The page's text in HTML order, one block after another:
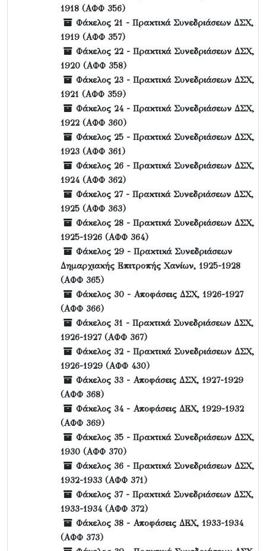
1918 (ΑΦΦ 356)
Φάκελος 21 - Πρακτικά Συνεδριάσεων ΔΣΧ,
1919 (ΑΦΦ 357)
Φάκελος 22 - Πρακτικά Συνεδριάσεων ΔΣΧ,
1920 (ΑΦΦ 358)
Φάκελος 23 - Πρακτικά Συνεδριάσεων ΔΣΧ,
1921 (ΑΦΦ 359)
Φάκελος 24 - Πρακτικά Συνεδριάσεων ΔΣΧ,
1922 (ΑΦΦ 360)
Φάκελος 25 - Πρακτικά Συνεδριάσεων ΔΣΧ,
1923 (ΑΦΦ 361)
Φάκελος 26 - Πρακτικά Συνεδριάσεων ΔΣΧ,
1924 (ΑΦΦ 362)
Φάκελος 27 - Πρακτικά Συνεδριάσεων ΔΣΧ,
1925 (ΑΦΦ 363)
Φάκελος 28 - Πρακτικά Συνεδριάσεων ΔΣΧ,
1925-1926 (ΑΦΦ 364)
Φάκελος 29 - Πρακτικά Συνεδριάσεων
Δημαρχιακής Επιτροπής Χανίων, 1925-1928
(ΑΦΦ 365)
Φάκελος 30 - Αποφάσεις ΔΣΧ, 1926-1927
(ΑΦΦ 366)
Φάκελος 31 - Πρακτικά Συνεδριάσεων ΔΣΧ,
1926-1927 (ΑΦΦ 367)
Φάκελος 32 - Πρακτικά Συνεδριάσεων ΔΣΧ,
1926-1929 (ΑΦΦ 430)
Φάκελος 33 - Αποφάσεις ΔΣΧ, 1927-1929
(ΑΦΦ 368)
Φάκελος 34 - Αποφάσεις ΔΕΧ, 1929-1932
(ΑΦΦ 369)
Φάκελος 35 - Πρακτικά Συνεδριάσεων ΔΣΧ,
1930 (ΑΦΦ 370)
Φάκελος 36 - Πρακτικά Συνεδριάσεων ΔΣΧ,
1932-1933 (ΑΦΦ 371)
Φάκελος 37 - Πρακτικά Συνεδριάσεων ΔΣΧ,
1933-1934 (ΑΦΦ 372)
Φάκελος 38 - Αποφάσεις ΔΕΧ, 1933-1934
(ΑΦΦ 373)